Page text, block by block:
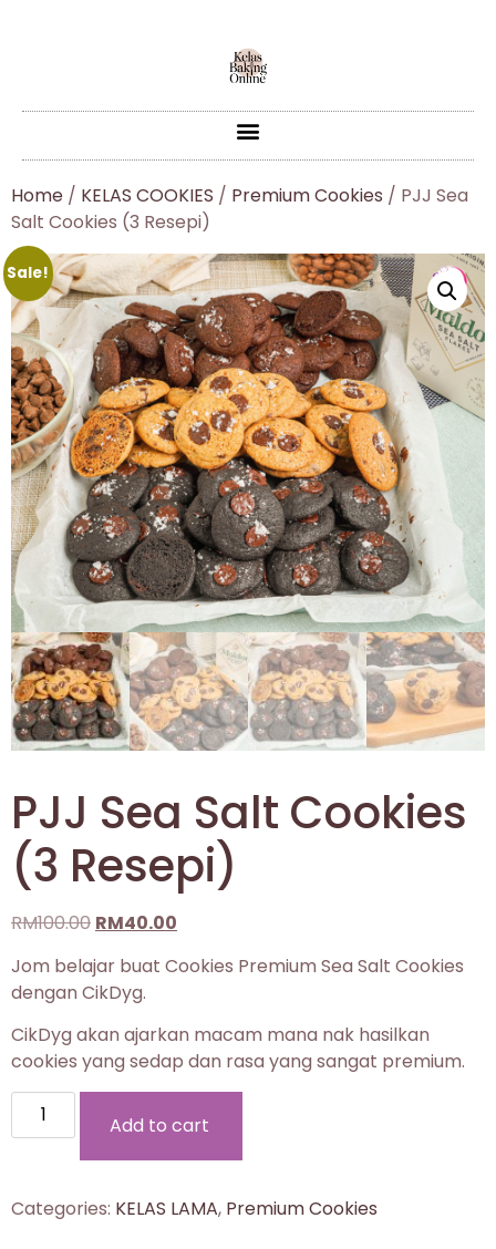
Home / KELAS COOKIES / Premium Cookies / PJJ Sea
Salt Cookies (3 Resepi)
Sale!
PJJ Sea Salt Cookies
(3 Resepi)
RM100.00 RM40.00
Jom belajar buat Cookies Premium Sea Salt Cookies
dengan CikDyg.
CikDyg akan ajarkan macam mana nak hasilkan
cookies yang sedap dan rasa yang sangat premium.
Add to cart
Categories: KELAS LAMA, Premium Cookies